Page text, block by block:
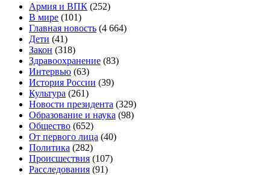
Армия и ВПК (252)
В мире (101)
Главная новость (4 664)
Дети (41)
Закон (318)
Здравоохранение (83)
Интервью (63)
История России (39)
Культура (261)
Новости президента (329)
Образование и наука (98)
Общество (652)
От первого лица (40)
Политика (282)
Происшествия (107)
Расследования (91)